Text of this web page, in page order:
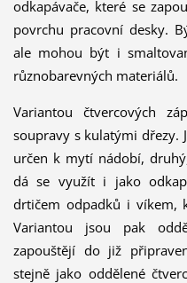
odkapávače, které se
povrchu pracovní desky.
ale mohou být i
různobarevných materiálů.
Variantou čtvercových
soupravy s kulatými dřezy.
určen k mytí nádobí,
dá se využít i jako
drtičem odpadků i víkem,
Variantou jsou pak
zapouštějí do již
stejně jako oddělené